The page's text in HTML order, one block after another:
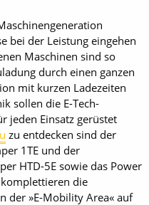
bei der Leistung eingehen
Maschinen sind so
durch einen ganzen
mit kurzen Ladezeiten
sollen die E-Tech-
jeden Einsatz gerüstet
zu entdecken sind der
1TE und der
HTD-5E sowie das Power
die
der »E-Mobility Area« auf